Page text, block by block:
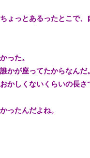
ょっとあるったとこで
った。
かが座ってたからなんだ。
かしくないくらいの長
ったんだよね。